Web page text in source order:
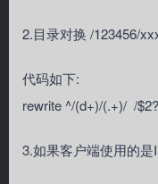
2.目录对换 /123456/
代码如下:
rewrite ^/(d+)/(.+)/ /
3.如果客户端使用的